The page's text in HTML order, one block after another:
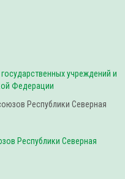
учреждений и
Федерации
Республики Северная